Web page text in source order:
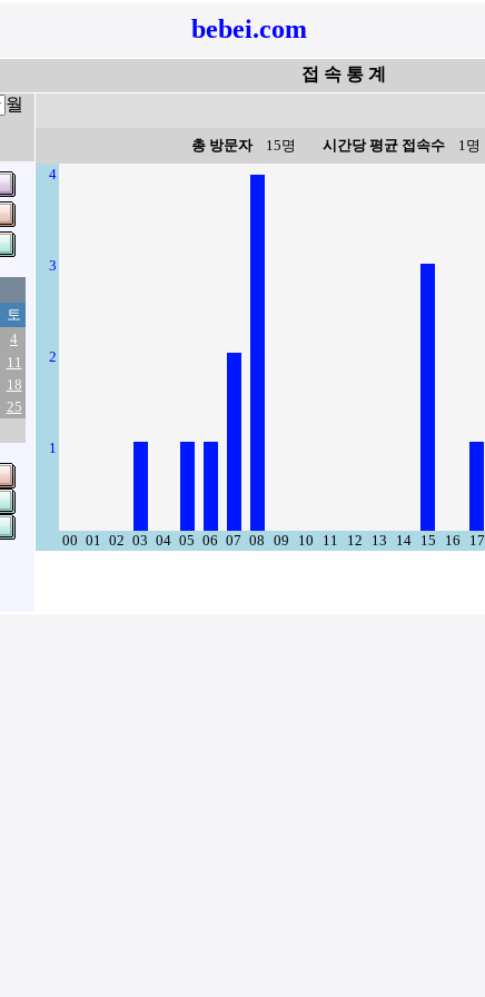
bebei.com
접 속 통 계
월
토
4
11
18
25
총 방문자15명 시간당 평균 접속수1명
4
3
2
1
00 01 02 03 04 05 06 07 08 09 10 11 12 13 14 15 16 17